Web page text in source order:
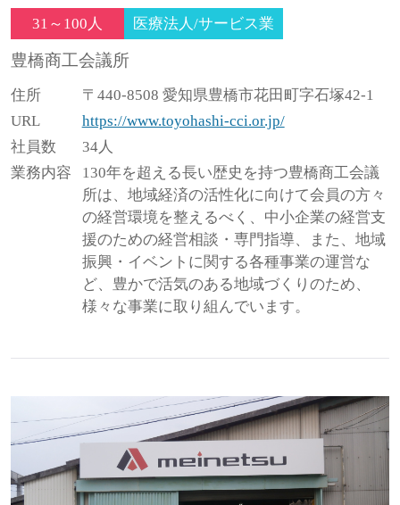
31～100人 医療法人/サービス業
豊橋商工会議所
住所
〒440-8508 愛知県豊橋市花田町字石塚42-1
URL
https://www.toyohashi-cci.or.jp/
社員数
34人
業務内容
130年を超える長い歴史を持つ豊橋商工会議
所は、地域経済の活性化に向けて会員の方々
の経営環境を整えるべく、中小企業の経営支
援のための経営相談・専門指導、また、地域
振興・イベントに関する各種事業の運営な
ど、豊かで活気のある地域づくりのため、
様々な事業に取り組んでいます。